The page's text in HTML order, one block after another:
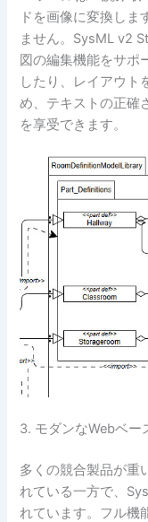
ドを画像に変換しま
ません。SysML v2
図の編集機能をサポ
したり、レイアウト
め、テキストの正確
を享受できます。
3. モダンなWebベー
多くの競合製品が重
れている一方で、
れています。フル機